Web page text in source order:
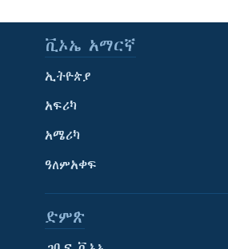
ቪኦኤ አማርኛ
ኢትዮጵያ
አፍሪካ
አሜሪካ
ዓለምአቀፍ
ድምጽ